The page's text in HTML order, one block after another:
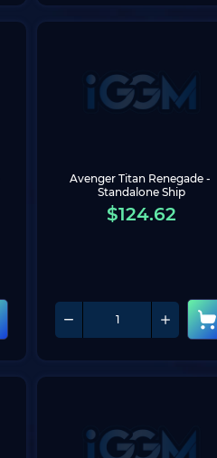
Avenger Titan Renegade -
Standalone Ship
$124.62